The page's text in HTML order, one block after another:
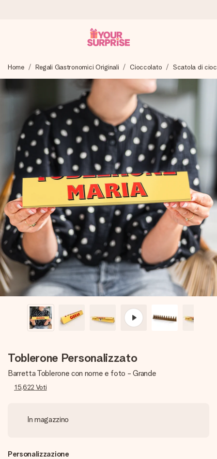
Prepariamo il tuo regalo con attenzione e lo spediamo in un
lampo – così potrai consegnarlo al momento giusto, quando
4,7 (basato su +15.000 recensioni)
I nostri regali ispirano. I clienti ci valutano 4,7 su Google
Reviews.
Biglietto d'auguri gratuito
Realizza qualcosa di unico in pochi passi – con il suo nome,
una tua foto o un messaggio che tocchi il cuore. Nessuna
complicazione, solo tanto amore per il momento perfetto.
Home Regali Gastronomici Originali Cioccolato Scatola di
Toblerone Personalizzato
Barretta Toblerone con nome e foto - Grande
15,622 Voti
In magazzino
Personalizzazione